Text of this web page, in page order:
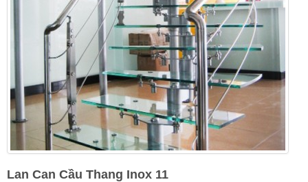
Lan Can Cầu Thang Inox 11